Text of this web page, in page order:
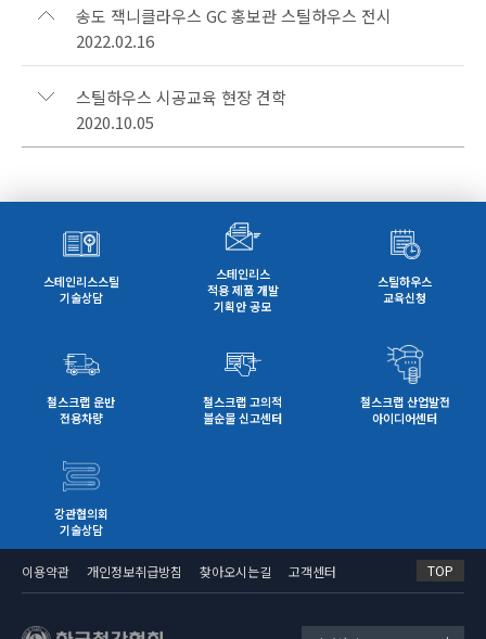
송도 잭니클라우스 GC 홍보관 스틸하우스 전시
2022.02.16
스틸하우스 시공교육 현장 견학
2020.10.05
스테인리스스틸
기술상담
스테인리스
적용 제품 개발
기획안 공모
스틸하우스
교육신청
철스크랩 운반
전용차량
철스크랩 고의적
불순물 신고센터
철스크랩 산업발전
아이디어센터
강관협의회
기술상담
이용약관 개인정보취급방침 찾아오시는길 고객센터 TOP